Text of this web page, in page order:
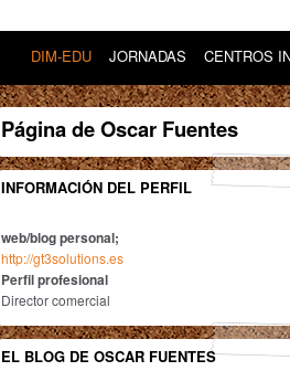
DIM-EDU JORNADAS CENTROS
Página de Oscar Fuentes
INFORMACIÓN DEL PERFIL
web/blog personal;
http://gt3solutions.es
Perfil profesional
Director comercial
EL BLOG DE OSCAR FUENTES